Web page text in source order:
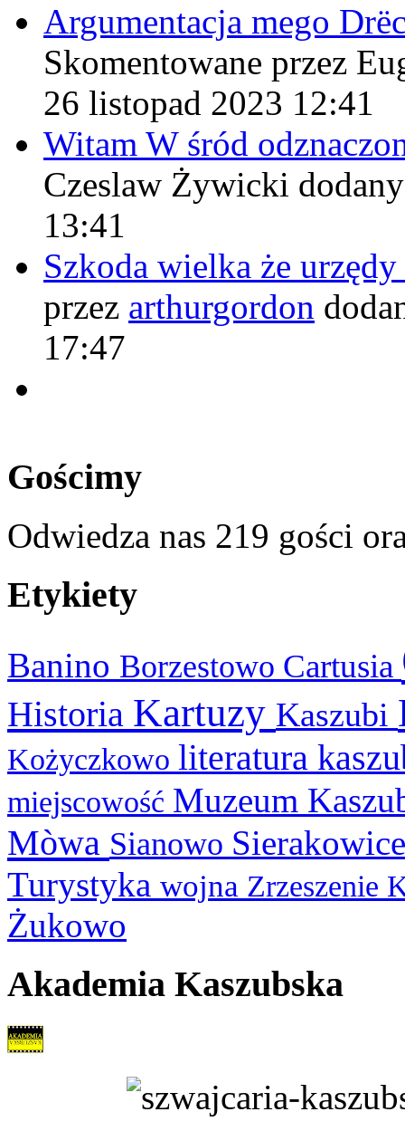
Argumentacja mego
Skomentowane przez
26 listopad 2023 12:41
Witam W śród
Czeslaw Żywicki
13:41
Szkoda wielka że
przez arthurgordon
17:47
Gościmy
Odwiedza nas 219 gości
Etykiety
Banino Borzestowo Cartusia
Historia Kartuzy Kaszubi
Kożyczkowo literatura
miejscowość Muzeum
Mòwa Sianowo
Turystyka wojna Zrzeszenie
Żukowo
Akademia Kaszubska